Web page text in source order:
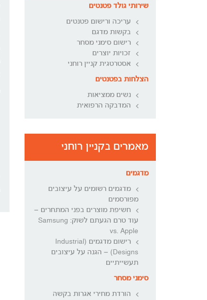
שירותי גולד פטנטים
עריכה ורישום פטנטים
בקשות מדגם
רישום סימני מסחר
זכויות יוצרים
אסטרטגית קניין רוחני
הצלחות בפטנטים
נשים ממציאות
המדבקה הרפואית
מאמרים בקניין רוחני
מדגמים
מדגמים רשומים על עיצובים
מפורסמים
חשיפת מוצרים בפני המתחרים –
עוד טרם הגעתם לשוק: Samsung
vs. Apple
רישום מדגמים (Industrial
Designs) – הגנה על עיצובים
תעשייתיים
סימני מסחר
הורדת מחירי אגרות בקשה